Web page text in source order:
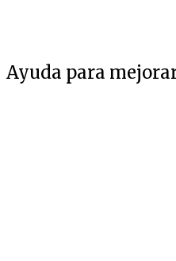
Ayuda para